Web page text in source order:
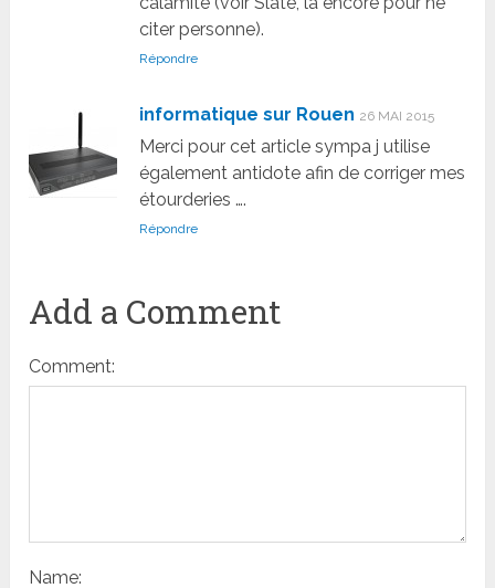
citer personne).
Répondre
informatique sur Rouen 26 MAI 2015
Merci pour cet article sympa j utilise
également antidote afin de corriger mes
étourderies ….
Répondre
Add a Comment
Comment:
Name: